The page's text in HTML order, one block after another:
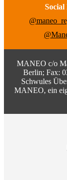
Social
MANEO c/o
Berlin; Fax:
Schwules
MANEO, ein